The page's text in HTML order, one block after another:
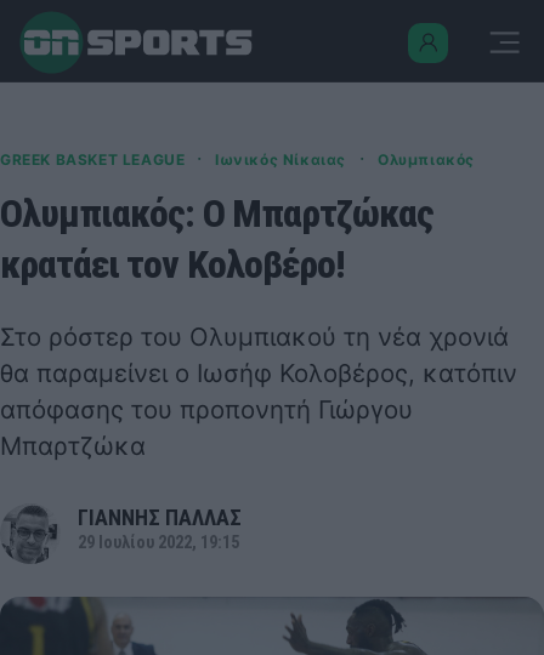
GREEK BASKET LEAGUE · Ιωνικός Νίκαιας · Ολυμπιακός
Ολυμπιακός: Ο Μπαρτζώκας
κρατάει τον Κολοβέρο!
Στο ρόστερ του Ολυμπιακού τη νέα χρονιά
θα παραμείνει ο Ιωσήφ Κολοβέρος, κατόπιν
απόφασης του προπονητή Γιώργου
Μπαρτζώκα
ΓΙΑΝΝΗΣ ΠΑΛΛΑΣ
29 Ιουλίου 2022, 19:15